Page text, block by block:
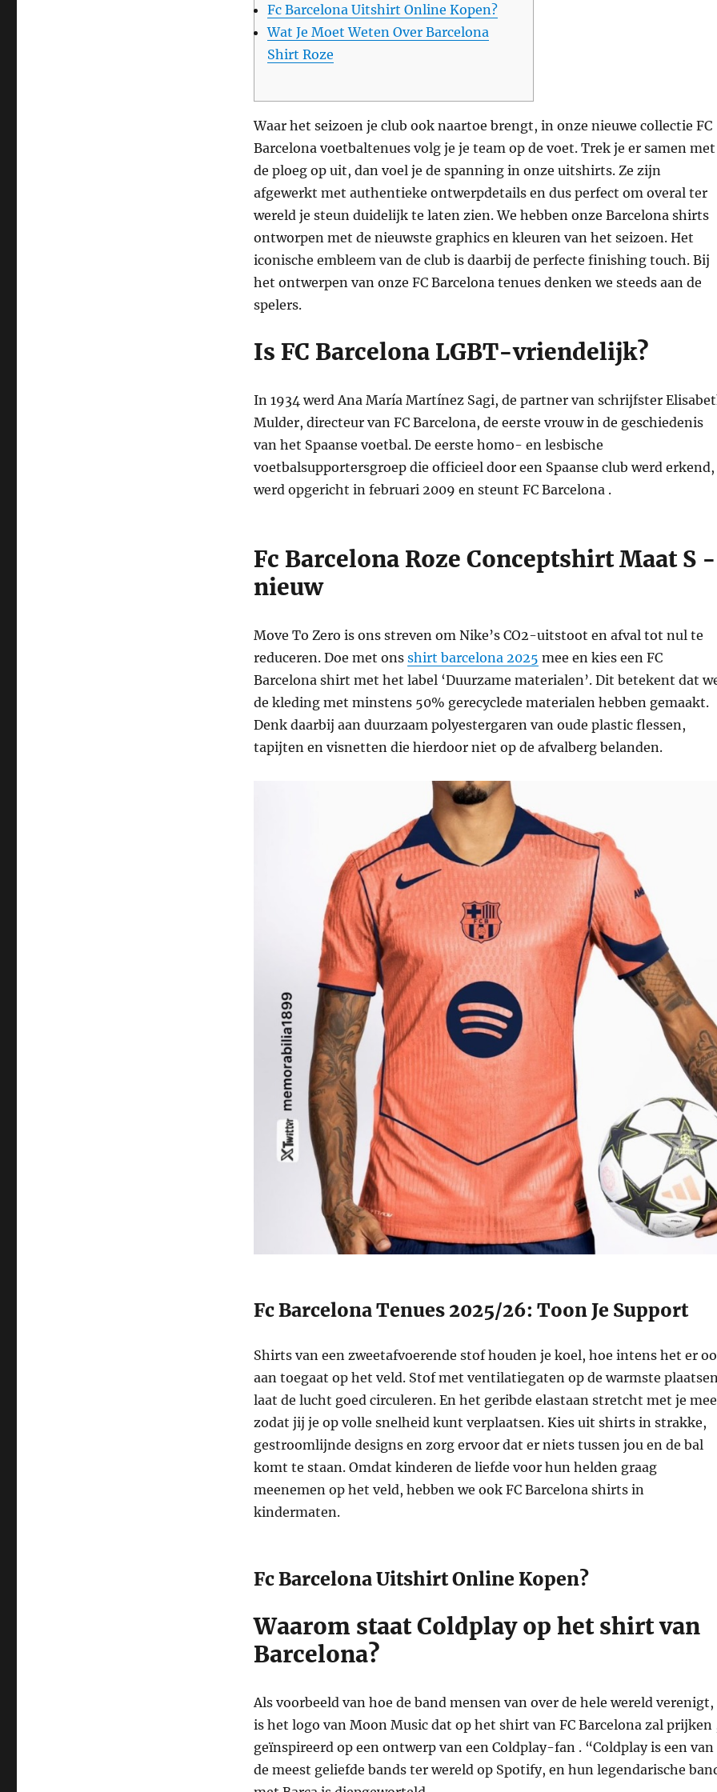
Fc Barcelona Uitshirt Online Kopen?
Wat Je Moet Weten Over Barcelona
Shirt Roze
Waar het seizoen je club ook naartoe brengt, in onze nieuwe collectie FC
Barcelona voetbaltenues volg je je team op de voet. Trek je er samen met
de ploeg op uit, dan voel je de spanning in onze uitshirts. Ze zijn
afgewerkt met authentieke ontwerpdetails en dus perfect om overal ter
wereld je steun duidelijk te laten zien. We hebben onze Barcelona shirts
ontworpen met de nieuwste graphics en kleuren van het seizoen. Het
iconische embleem van de club is daarbij de perfecte finishing touch. Bij
het ontwerpen van onze FC Barcelona tenues denken we steeds aan de
spelers.
Is FC Barcelona LGBT-vriendelijk?
In 1934 werd Ana María Martínez Sagi, de partner van schrijfster
Mulder, directeur van FC Barcelona, ​​de eerste vrouw in de geschiedenis
van het Spaanse voetbal. De eerste homo- en lesbische
voetbalsupportersgroep die officieel door een Spaanse club werd erkend,
werd opgericht in februari 2009 en steunt FC Barcelona .
Fc Barcelona Roze Conceptshirt Maat S -
nieuw
Move To Zero is ons streven om Nike’s CO2-uitstoot en afval tot nul te
reduceren. Doe met ons shirt barcelona 2025 mee en kies een FC
Barcelona shirt met het label ‘Duurzame materialen’. Dit betekent dat
de kleding met minstens 50% gerecyclede materialen hebben gemaakt.
Denk daarbij aan duurzaam polyestergaren van oude plastic flessen,
tapijten en visnetten die hierdoor niet op de afvalberg belanden.
Fc Barcelona Tenues 2025/26: Toon Je Support
Shirts van een zweetafvoerende stof houden je koel, hoe intens het er
aan toegaat op het veld. Stof met ventilatiegaten op de warmste
laat de lucht goed circuleren. En het geribde elastaan stretcht met je
zodat jij je op volle snelheid kunt verplaatsen. Kies uit shirts in strakke,
gestroomlijnde designs en zorg ervoor dat er niets tussen jou en de bal
komt te staan. Omdat kinderen de liefde voor hun helden graag
meenemen op het veld, hebben we ook FC Barcelona shirts in
kindermaten.
Fc Barcelona Uitshirt Online Kopen?
Waarom staat Coldplay op het shirt van
Barcelona?
Als voorbeeld van hoe de band mensen van over de hele wereld verenigt,
is het logo van Moon Music dat op het shirt van FC Barcelona zal prijken
geïnspireerd op een ontwerp van een Coldplay-fan . “Coldplay is een van
de meest geliefde bands ter wereld op Spotify, en hun legendarische